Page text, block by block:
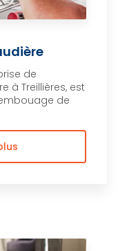
de
à Treillières, est
de